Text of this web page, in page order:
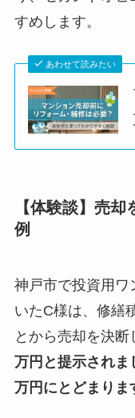
すめします。
あわせて読みたい
【体験談】売
例
神戸市で投資用ワ
いたC様は、修繕
とから売却を決断
万円と提示されま
万円にとどまりま